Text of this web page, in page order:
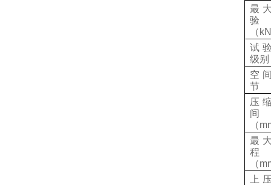
最
验
（ kN
试
级别
空
节
压
间
（
最
程
（
上